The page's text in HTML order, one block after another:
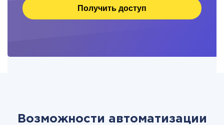
Получить доступ
Возможности автоматизации